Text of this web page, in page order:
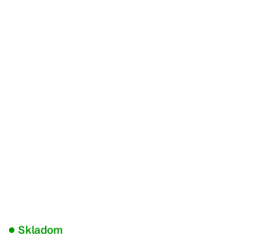
Skladom